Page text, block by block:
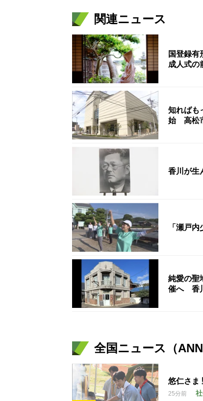
関連ニュース
国登録有
成人式
知ればも
始 高松
香川が生
「瀬戸
純愛の聖
催へ 香川
全国ニュース（ANN
悠仁さま
25分前